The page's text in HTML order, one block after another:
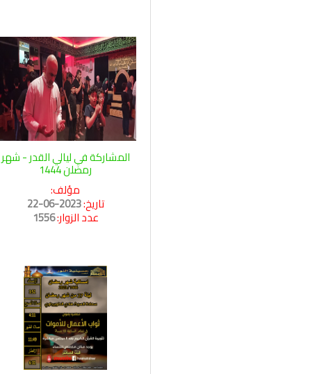
المشاركة في ليالي القدر - شهر
رمضلن 1444
مؤلف:
تاريخ:2023-06-22
عدد الزوار:1556